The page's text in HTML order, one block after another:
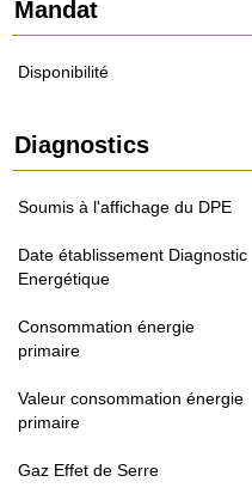
Mandat
Disponibilité
Diagnostics
Soumis à l'affichage du DPE
Date établissement Diagnostic
Energétique
Consommation énergie
primaire
Valeur consommation énergie
primaire
Gaz Effet de Serre